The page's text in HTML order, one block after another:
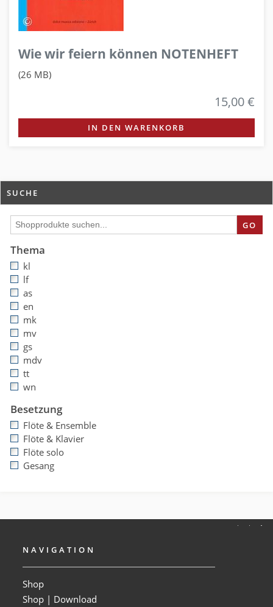
Wie wir feiern können NOTENHEFT
(26 MB)
15,00 €
IN DEN WARENKORB
SUCHE
GO
Thema
kl
lf
as
en
mk
mv
gs
mdv
tt
wn
Besetzung
Flöte & Ensemble
Flöte & Klavier
Flöte solo
Gesang
NAVIGATION
Shop
Shop | Download